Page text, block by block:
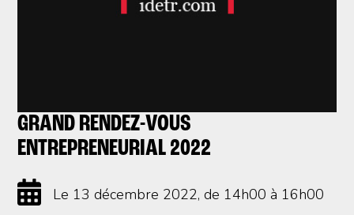
GRAND RENDEZ-VOUS
ENTREPRENEURIAL 2022
Le 13 décembre 2022, de 14h00 à 16h00